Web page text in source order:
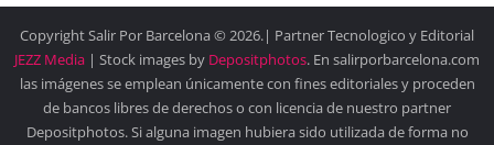
Copyright Salir Por Barcelona © 2026.| Partner Tecnologico y Editorial
JEZZ Media | Stock images by Depositphotos. En salirporbarcelona.com
las imágenes se emplean únicamente con fines editoriales y proceden
de bancos libres de derechos o con licencia de nuestro partner
Depositphotos. Si alguna imagen hubiera sido utilizada de forma no